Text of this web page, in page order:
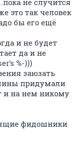
это так человек
бы его ещё
и не будет
да и не
%-)))
заюзать
придумали
и на нем никому
фидошники